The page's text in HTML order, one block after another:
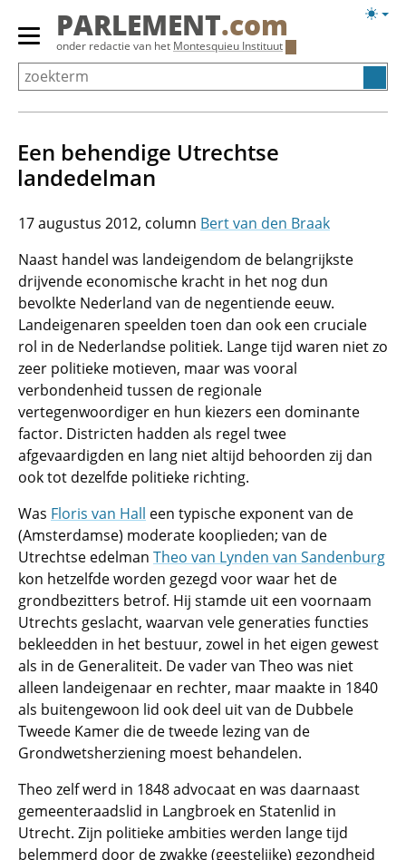
Overslaan
Primair
menu
tonen/verbergen
PARLEMENT.com
onder redactie van het Montesquieu Instituut
Een behendige Utrechtse
landedelman
17 augustus 2012
Bert van den Braak
Naast handel was landeigendom de belangrijkste
drijvende economische kracht in het nog dun
bevolkte Nederland van de negentiende eeuw.
Landeigenaren speelden toen dan ook een cruciale
rol in de Nederlandse politiek. Lange tijd waren niet zo
zeer politieke motieven, maar was vooral
verbondenheid tussen de regionale
vertegenwoordiger en hun kiezers een dominante
factor. Districten hadden als regel twee
afgevaardigden en lang niet altijd behoorden zij dan
ook tot dezelfde politieke richting.
Was Floris van Hall een typische exponent van de
(Amsterdamse) moderate kooplieden; van de
Utrechtse edelman Theo van Lynden van Sandenburg
kon hetzelfde worden gezegd voor waar het de
grondbezitters betrof. Hij stamde uit een voornaam
Utrechts geslacht, waarvan vele generaties functies
bekleedden in het bestuur, zowel in het eigen gewest
als in de Generaliteit. De vader van Theo was niet
alleen landeigenaar en rechter, maar maakte in 1840
als buitengewoon lid ook deel uit van de Dubbele
Tweede Kamer die de tweede lezing van de
Grondwetsherziening moest behandelen.
Theo zelf werd in 1848 advocaat en was daarnaast
gemeenteraadslid in Langbroek en Statenlid in
Utrecht. Zijn politieke ambities werden lange tijd
belemmerd door de zwakke (geestelijke) gezondheid